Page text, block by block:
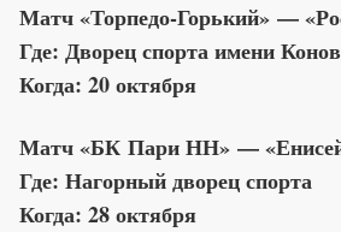
Матч «Торпедо-Горький» —
Где: Дворец спорта имени
Когда: 20 октября
Матч «БК Пари НН» —
Где: Нагорный дворец спорта
Когда: 28 октября